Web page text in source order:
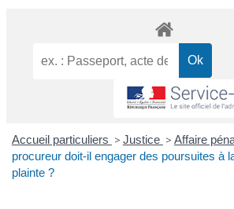
Accueil particuliers > Justice > Affaire
procureur doit-il engager des poursuites à
plainte ?